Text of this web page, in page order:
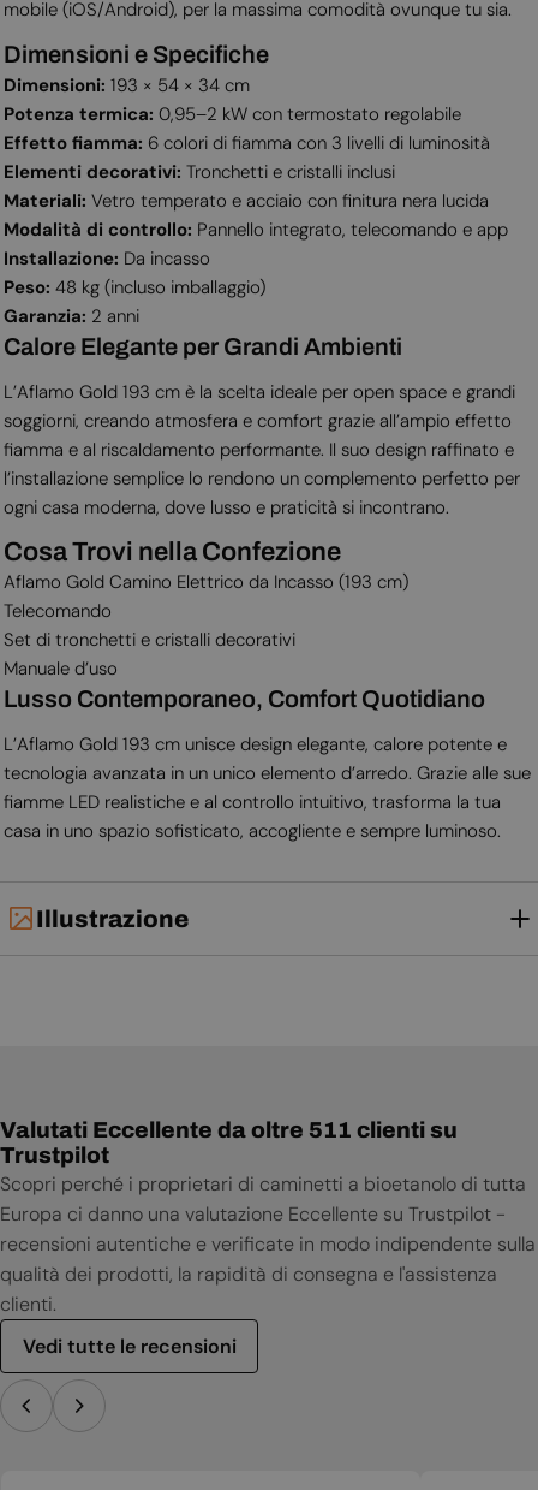
mobile (iOS/Android), per la massima comodità ovunque tu sia.
Dimensioni e Specifiche
Dimensioni: 193 × 54 × 34 cm
Potenza termica: 0,95–2 kW con termostato regolabile
Effetto fiamma: 6 colori di fiamma con 3 livelli di luminosità
Elementi decorativi: Tronchetti e cristalli inclusi
Materiali: Vetro temperato e acciaio con finitura nera lucida
Modalità di controllo: Pannello integrato, telecomando e app
Installazione: Da incasso
Peso: 48 kg (incluso imballaggio)
Garanzia: 2 anni
Calore Elegante per Grandi Ambienti
L’Aflamo Gold 193 cm è la scelta ideale per open space e grandi
soggiorni, creando atmosfera e comfort grazie all’ampio effetto
fiamma e al riscaldamento performante. Il suo design raffinato e
l’installazione semplice lo rendono un complemento perfetto per
ogni casa moderna, dove lusso e praticità si incontrano.
Cosa Trovi nella Confezione
Aflamo Gold Camino Elettrico da Incasso (193 cm)
Telecomando
Set di tronchetti e cristalli decorativi
Manuale d’uso
Lusso Contemporaneo, Comfort Quotidiano
L’Aflamo Gold 193 cm unisce design elegante, calore potente e
tecnologia avanzata in un unico elemento d’arredo. Grazie alle sue
fiamme LED realistiche e al controllo intuitivo, trasforma la tua
casa in uno spazio sofisticato, accogliente e sempre luminoso.
Illustrazione
Valutati Eccellente da oltre 511 clienti su
Trustpilot
Scopri perché i proprietari di caminetti a bioetanolo di tutta
Europa ci danno una valutazione Eccellente su Trustpilot -
recensioni autentiche e verificate in modo indipendente sulla
qualità dei prodotti, la rapidità di consegna e l'assistenza
clienti.
Vedi tutte le recensioni